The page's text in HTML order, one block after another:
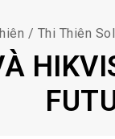
/ Thi Thiên